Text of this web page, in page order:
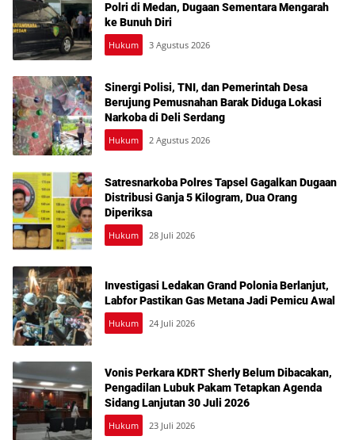
Polri di Medan, Dugaan Sementara Mengarah
ke Bunuh Diri
Hukum 3 Agustus 2026
Sinergi Polisi, TNI, dan Pemerintah Desa
Berujung Pemusnahan Barak Diduga Lokasi
Narkoba di Deli Serdang
Hukum 2 Agustus 2026
Satresnarkoba Polres Tapsel Gagalkan Dugaan
Distribusi Ganja 5 Kilogram, Dua Orang
Diperiksa
Hukum 28 Juli 2026
Investigasi Ledakan Grand Polonia Berlanjut,
Labfor Pastikan Gas Metana Jadi Pemicu Awal
Hukum 24 Juli 2026
Vonis Perkara KDRT Sherly Belum Dibacakan,
Pengadilan Lubuk Pakam Tetapkan Agenda
Sidang Lanjutan 30 Juli 2026
Hukum 23 Juli 2026